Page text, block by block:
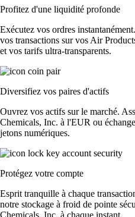
Profitez d'une liquidité profonde
Exécutez vos ordres
vos transactions sur vos Air
et vos tarifs ultra-transparents.
Diversifiez vos paires d'actifs
Ouvrez vos actifs sur le marché.
Chemicals, Inc. à l'EUR ou
jetons numériques.
Protégez votre compte
Esprit tranquille à chaque
notre stockage à froid de pointe
Chemicals, Inc. à chaque instant.